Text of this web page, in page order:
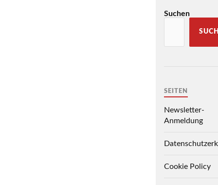
Suchen
SEITEN
Newsletter-
Anmeldung
Cookie Policy